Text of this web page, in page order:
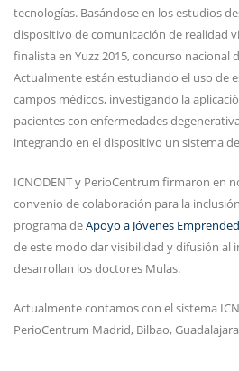
tecnologías. Basándose en los estudios
dispositivo de comunicación de realidad
finalista en Yuzz 2015, concurso nacional
Actualmente están estudiando el uso de
campos médicos, investigando la
pacientes con enfermedades
integrando en el dispositivo un sistema
ICNODENT y PerioCentrum firmaron en
convenio de colaboración para la
programa deApoyo a Jóvenes
de este modo dar visibilidad y difusión al
desarrollan los doctores Mulas.
Actualmente contamos con el sistema
PerioCentrum Madrid, Bilbao,